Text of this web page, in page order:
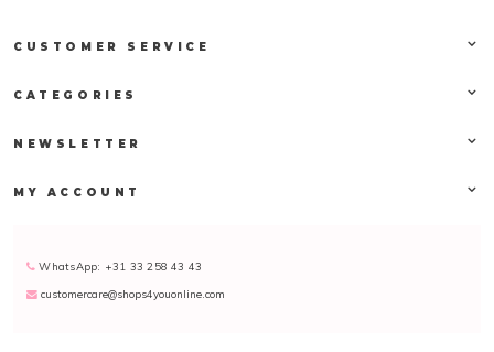
CUSTOMER SERVICE
CATEGORIES
NEWSLETTER
MY ACCOUNT
WhatsApp: +31 33 258 43 43
customercare@shops4youonline.com